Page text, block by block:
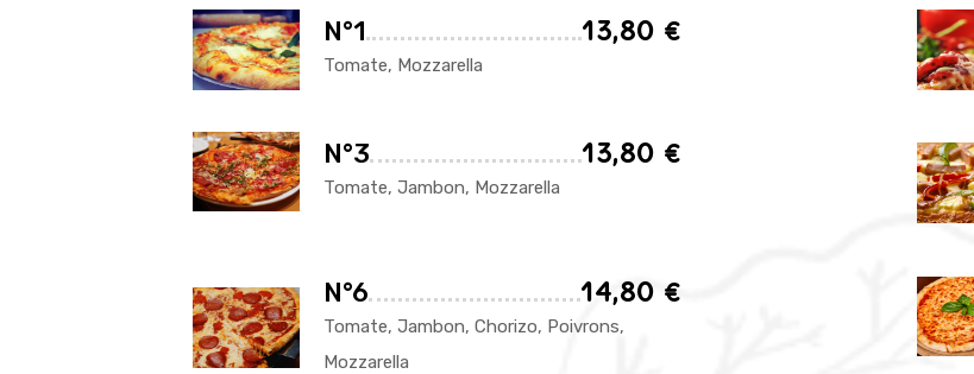
N°1 13,80 €
Tomate, Mozzarella
N°3 13,80 €
Tomate, Jambon, Mozzarella
N°6 14,80 €
Tomate, Jambon, Chorizo, Poivrons,
Mozzarella